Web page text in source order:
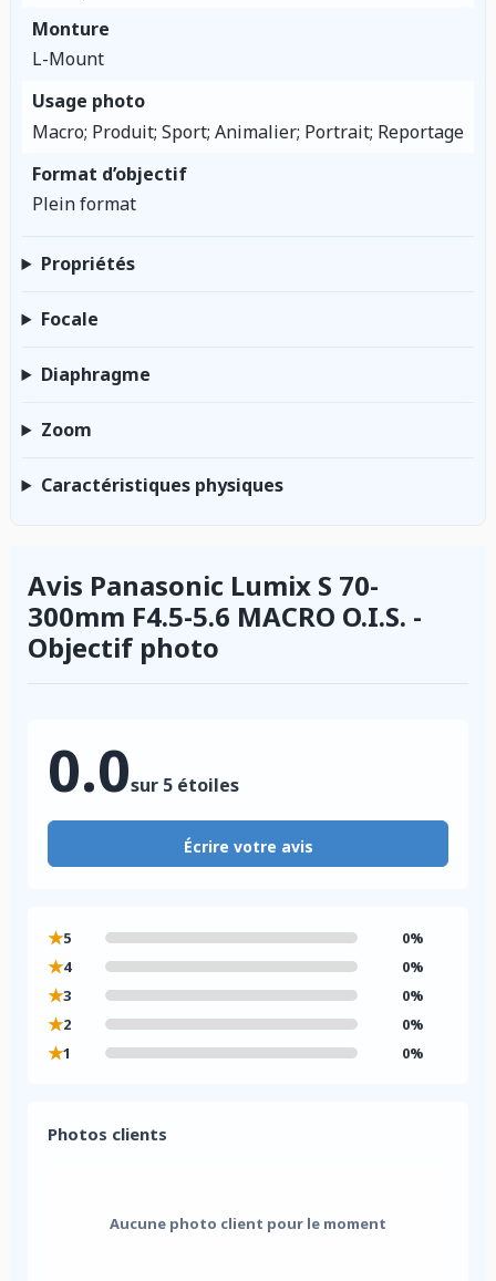
Monture
L-Mount
Usage photo
Macro; Produit; Sport; Animalier; Portrait; Reportage
Format d’objectif
Plein format
Propriétés
Focale
Diaphragme
Zoom
Caractéristiques physiques
Avis Panasonic Lumix S 70-
300mm F4.5-5.6 MACRO O.I.S. -
Objectif photo
0.0sur 5 étoiles
Écrire votre avis
★5 0%
★4 0%
★3 0%
★2 0%
★1 0%
Photos clients
Aucune photo client pour le moment